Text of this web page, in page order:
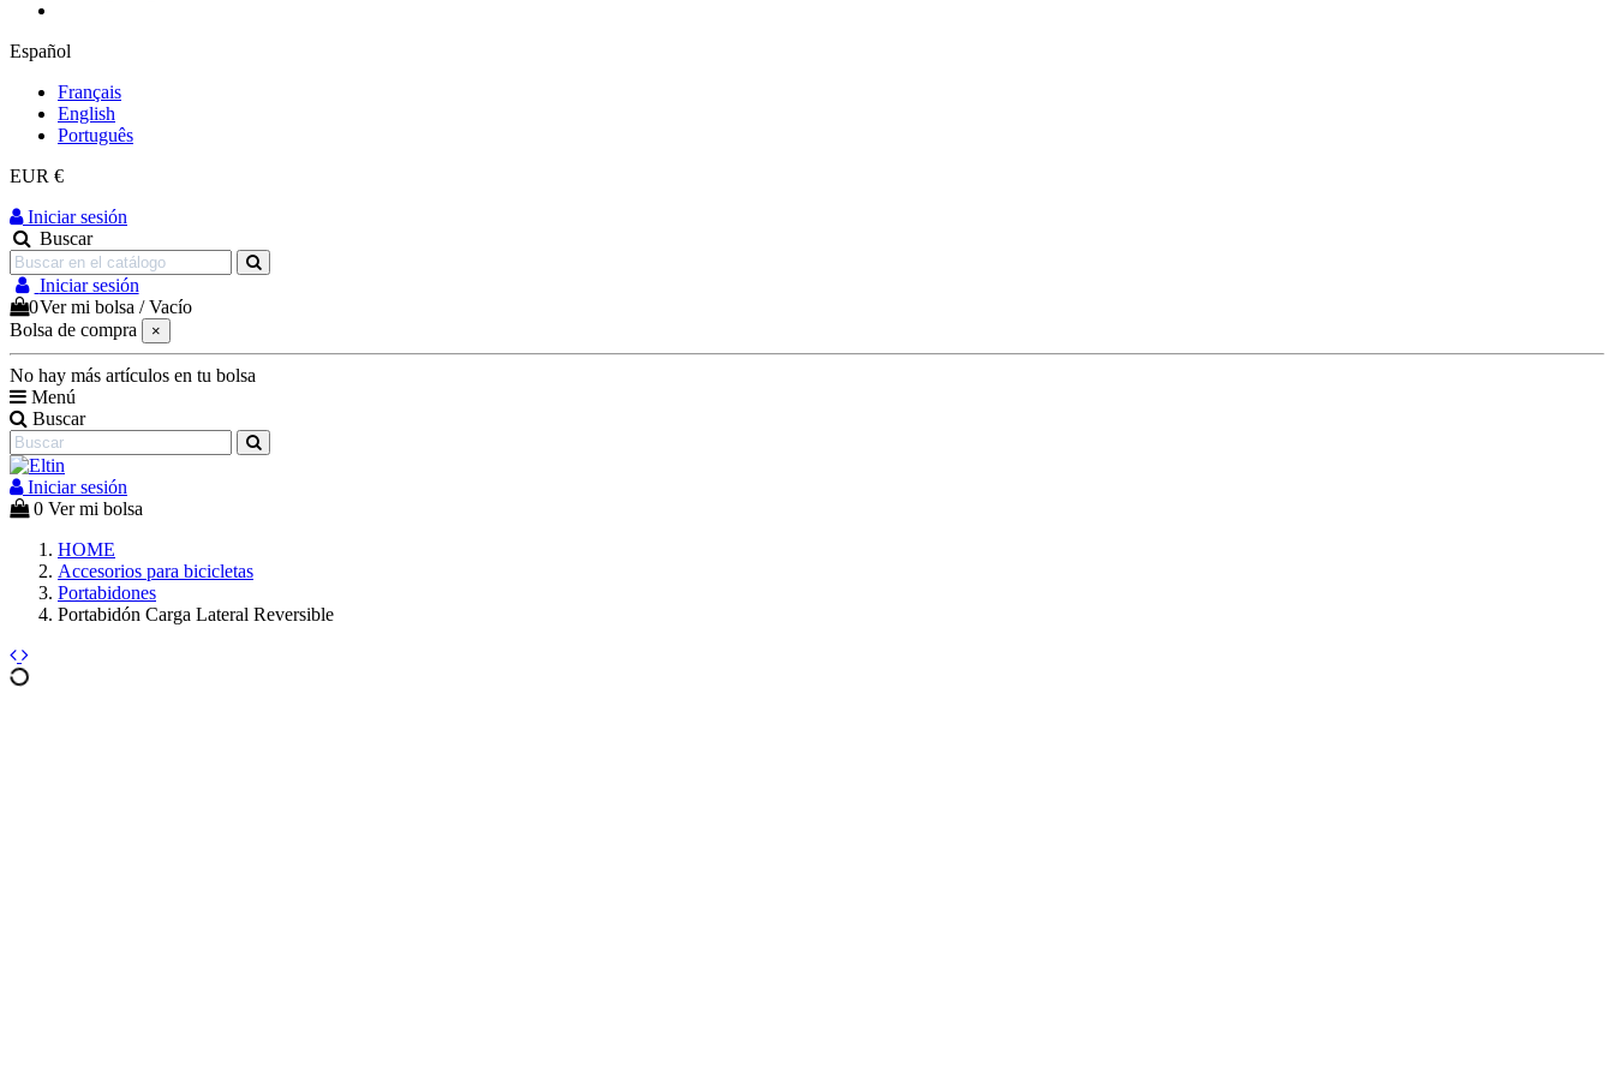
Español
Français
English
Português
EUR €
Iniciar sesión
Buscar
Iniciar sesión
0Ver mi bolsa /Vacío
Bolsa de compra
×
No hay más artículos en tu bolsa
Menú
Buscar
Iniciar sesión
0 Ver mi bolsa
HOME
Accesorios para bicicletas
Portabidones
Portabidón Carga Lateral Reversible